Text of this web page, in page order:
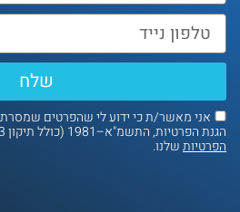
אני מאשר/ת כי ידוע לי שהפרטים שמסרתי
הפרטיות, התשמ"א–1981 (כולל תיקון 13), ובהתאם ל
שלנו.
שלח